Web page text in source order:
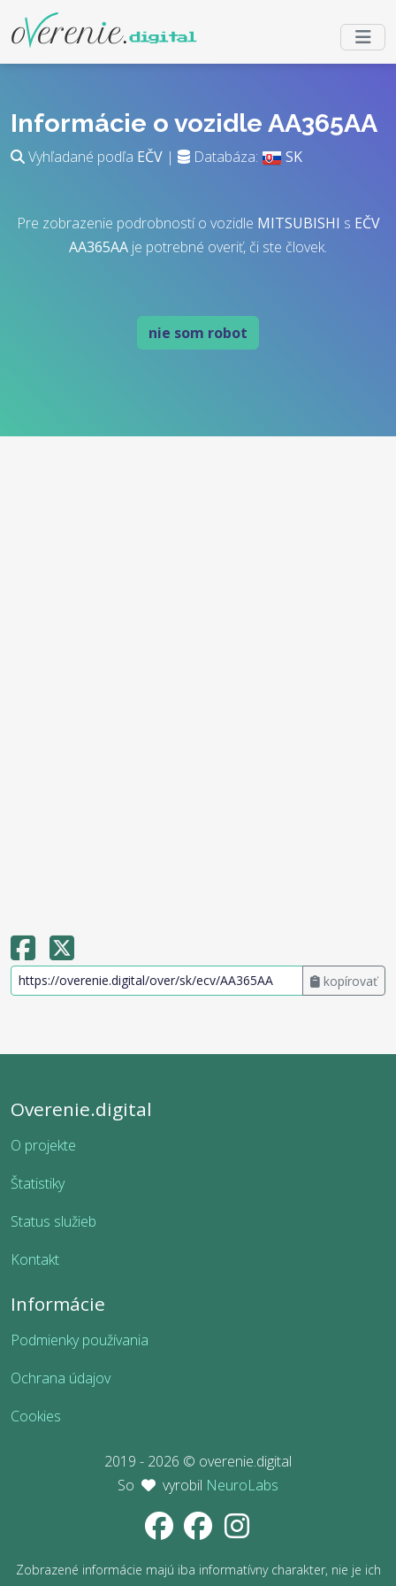
Informácie o vozidle AA365AA
Vyhľadané podľa EČV | Databáza: SK
Pre zobrazenie podrobností o vozidle MITSUBISHI s EČV
AA365AA je potrebné overiť, či ste človek.
nie som robot
kopírovať
Overenie.digital
O projekte
Štatistiky
Status služieb
Kontakt
Informácie
Podmienky používania
Ochrana údajov
Cookies
2019 - 2026 © overenie.digital
So
vyrobil NeuroLabs
Zobrazené informácie majú iba informatívny charakter, nie je ich